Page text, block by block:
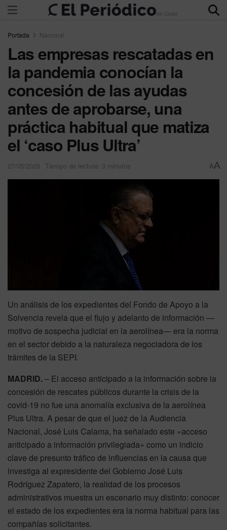
Portada Nacional
Las empresas rescatadas en
la pandemia conocían la
concesión de las ayudas
antes de aprobarse, una
práctica habitual que matiza
el ‘caso Plus Ultra’
27/05/2026 Tiempo de lectura: 3 minutos AA
Un análisis de los expedientes del Fondo de Apoyo a la
Solvencia revela que el flujo y adelanto de información —
motivo de sospecha judicial en la aerolínea— era la norma
en el sector debido a la naturaleza negociadora de los
trámites de la SEPI.
MADRID.– El acceso anticipado a la información sobre la
concesión de rescates públicos durante la crisis de la
covid-19 no fue una anomalía exclusiva de la aerolínea
Plus Ultra. A pesar de que el juez de la Audiencia
Nacional, José Luis Calama, ha señalado este «acceso
anticipado a información privilegiada» como un indicio
clave de presunto tráfico de influencias en la causa que
investiga al expresidente del Gobierno José Luis
Rodríguez Zapatero, la realidad de los procesos
administrativos muestra un escenario muy distinto: conocer
el estado de los expedientes era la norma habitual para las
compañías solicitantes.